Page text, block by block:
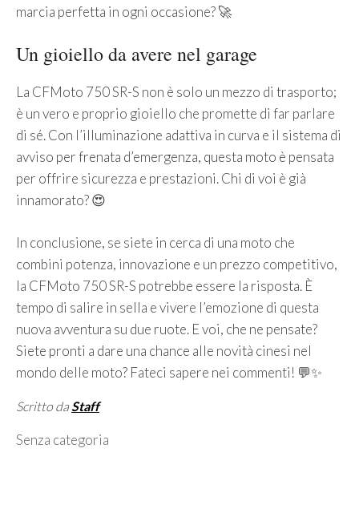
marcia perfetta in ogni occasione? 🚀
Un gioiello da avere nel garage
La CFMoto 750 SR-S non è solo un mezzo di trasporto;
è un vero e proprio gioiello che promette di far parlare
di sé. Con l’illuminazione adattiva in curva e il sistema di
avviso per frenata d’emergenza, questa moto è pensata
per offrire sicurezza e prestazioni. Chi di voi è già
innamorato? 😍
In conclusione, se siete in cerca di una moto che
combini potenza, innovazione e un prezzo competitivo,
la CFMoto 750 SR-S potrebbe essere la risposta. È
tempo di salire in sella e vivere l’emozione di questa
nuova avventura su due ruote. E voi, che ne pensate?
Siete pronti a dare una chance alle novità cinesi nel
mondo delle moto? Fateci sapere nei commenti! 💬✨
Scritto da Staff
Categorie
Senza categoria